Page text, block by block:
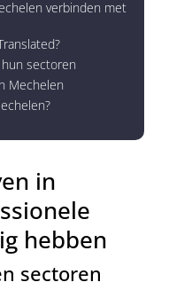
verbinden met
sectoren
Mechelen
in
hebben
sectoren